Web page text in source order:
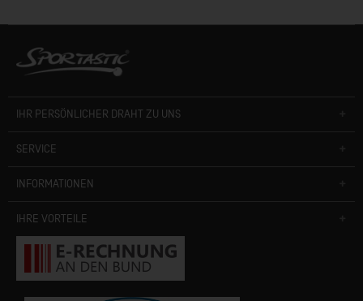
IHR PERSÖNLICHER DRAHT ZU UNS
SERVICE
INFORMATIONEN
IHRE VORTEILE